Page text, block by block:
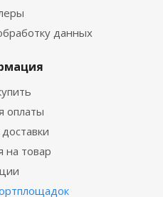
данных
оплаты
на товар